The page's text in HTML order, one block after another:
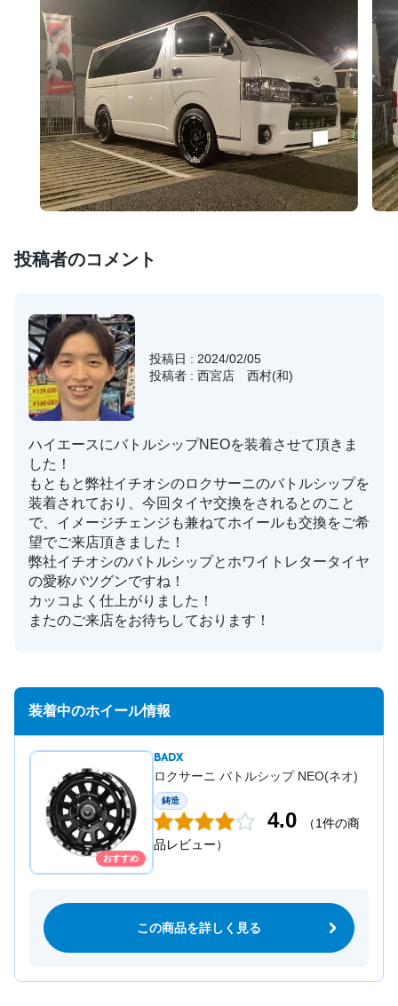
投稿者のコメント
投稿日 : 2024/02/05
投稿者 : 西宮店 西村(和)
ハイエースにバトルシップNEOを装着させて頂きま
した！
もともと弊社イチオシのロクサーニのバトルシップを
装着されており、今回タイヤ交換をされるとのこと
で、イメージチェンジも兼ねてホイールも交換をご希
望でご来店頂きました！
弊社イチオシのバトルシップとホワイトレタータイヤ
の愛称バツグンですね！
カッコよく仕上がりました！
またのご来店をお待ちしております！
装着中のホイール情報
おすすめ
BADX
ロクサーニ バトルシップ NEO(ネオ)
鋳造
4.0
（1件の商
品レビュー）
この商品を詳しく見る